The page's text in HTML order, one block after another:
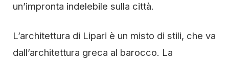
un’impronta indelebile sulla città.
L’architettura di Lipari è un misto di stili, che va
dall’architettura greca al barocco. La